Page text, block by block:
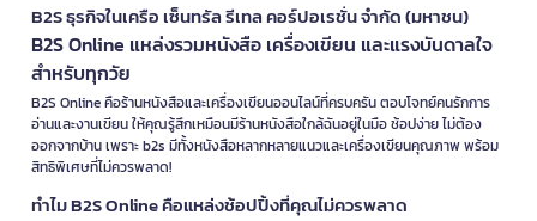
B2S ธุรกิจในเครือ เซ็นทรัล รีเทล คอร์ปอเรชั่น จำกัด (มหาชน)
B2S Online แหล่งรวมหนังสือ เครื่องเขียน และแรงบันดาลใจ
สำหรับทุกวัย
B2S Online คือร้านหนังสือและเครื่องเขียนออนไลน์ที่ครบครัน ตอบโจทย์คนรักการ
อ่านและงานเขียน ให้คุณรู้สึกเหมือนมีร้านหนังสือใกล้ฉันอยู่ในมือ ช้อปง่าย ไม่ต้อง
ออกจากบ้าน เพราะ b2s มีทั้งหนังสือหลากหลายแนวและเครื่องเขียนคุณภาพ พร้อม
สิทธิพิเศษที่ไม่ควรพลาด!
ทำไม B2S Online คือแหล่งช้อปปิ้งที่คุณไม่ควรพลาด